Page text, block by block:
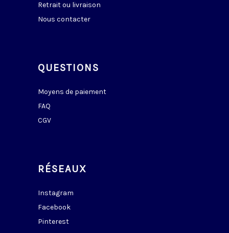
Retrait ou livraison
Nous contacter
QUESTIONS
Moyens de paiement
FAQ
CGV
RÉSEAUX
Instagram
Facebook
Pinterest